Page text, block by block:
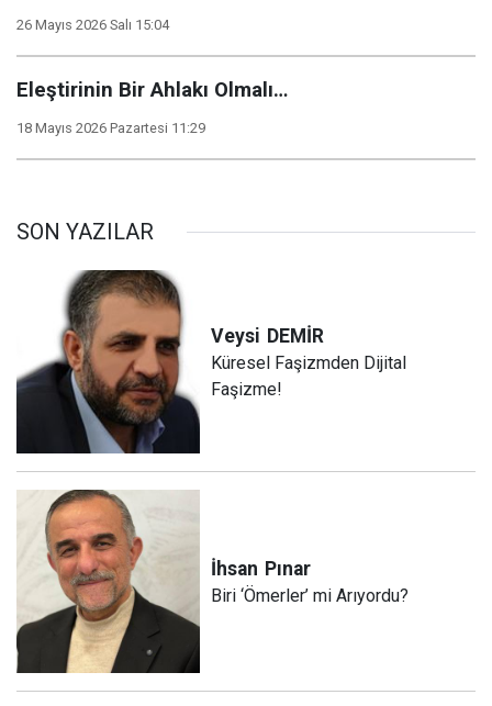
26 Mayıs 2026 Salı 15:04
Eleştirinin Bir Ahlakı Olmalı…
18 Mayıs 2026 Pazartesi 11:29
SON YAZILAR
Veysi DEMİR
Küresel Faşizmden Dijital
Faşizme!
İhsan Pınar
Biri ‘Ömerler’ mi Arıyordu?